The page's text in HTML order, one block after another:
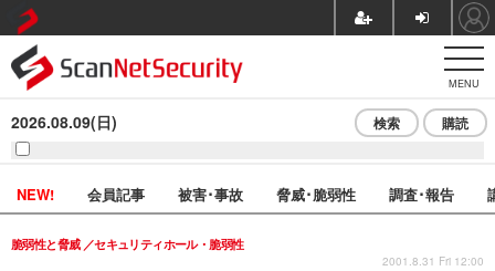
MENU
2026.08.09(日) 検索 購読
NEW! 会員記事 被害･事故 脅威･脆弱性 調査･報告
脆弱性と脅威 セキュリティホール・脆弱性
2001.8.31 Fri 12:00